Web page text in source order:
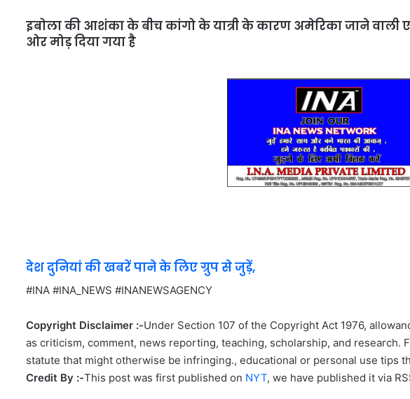
इबोला की आशंका के बीच कांगो के यात्री के कारण अमेरिका जाने वाली
ओर मोड़ दिया गया है
देश दुनियां की खबरें पाने के लिए ग्रुप से जुड़ें,
#INA #INA_NEWS #INANEWSAGENCY
Copyright Disclaimer :-Under Section 107 of the Copyright Act 1976,
as criticism, comment, news reporting, teaching, scholarship, and research.
statute that might otherwise be infringing., educational or personal use tips
Credit By :-This post was first published on NYT, we have published it via